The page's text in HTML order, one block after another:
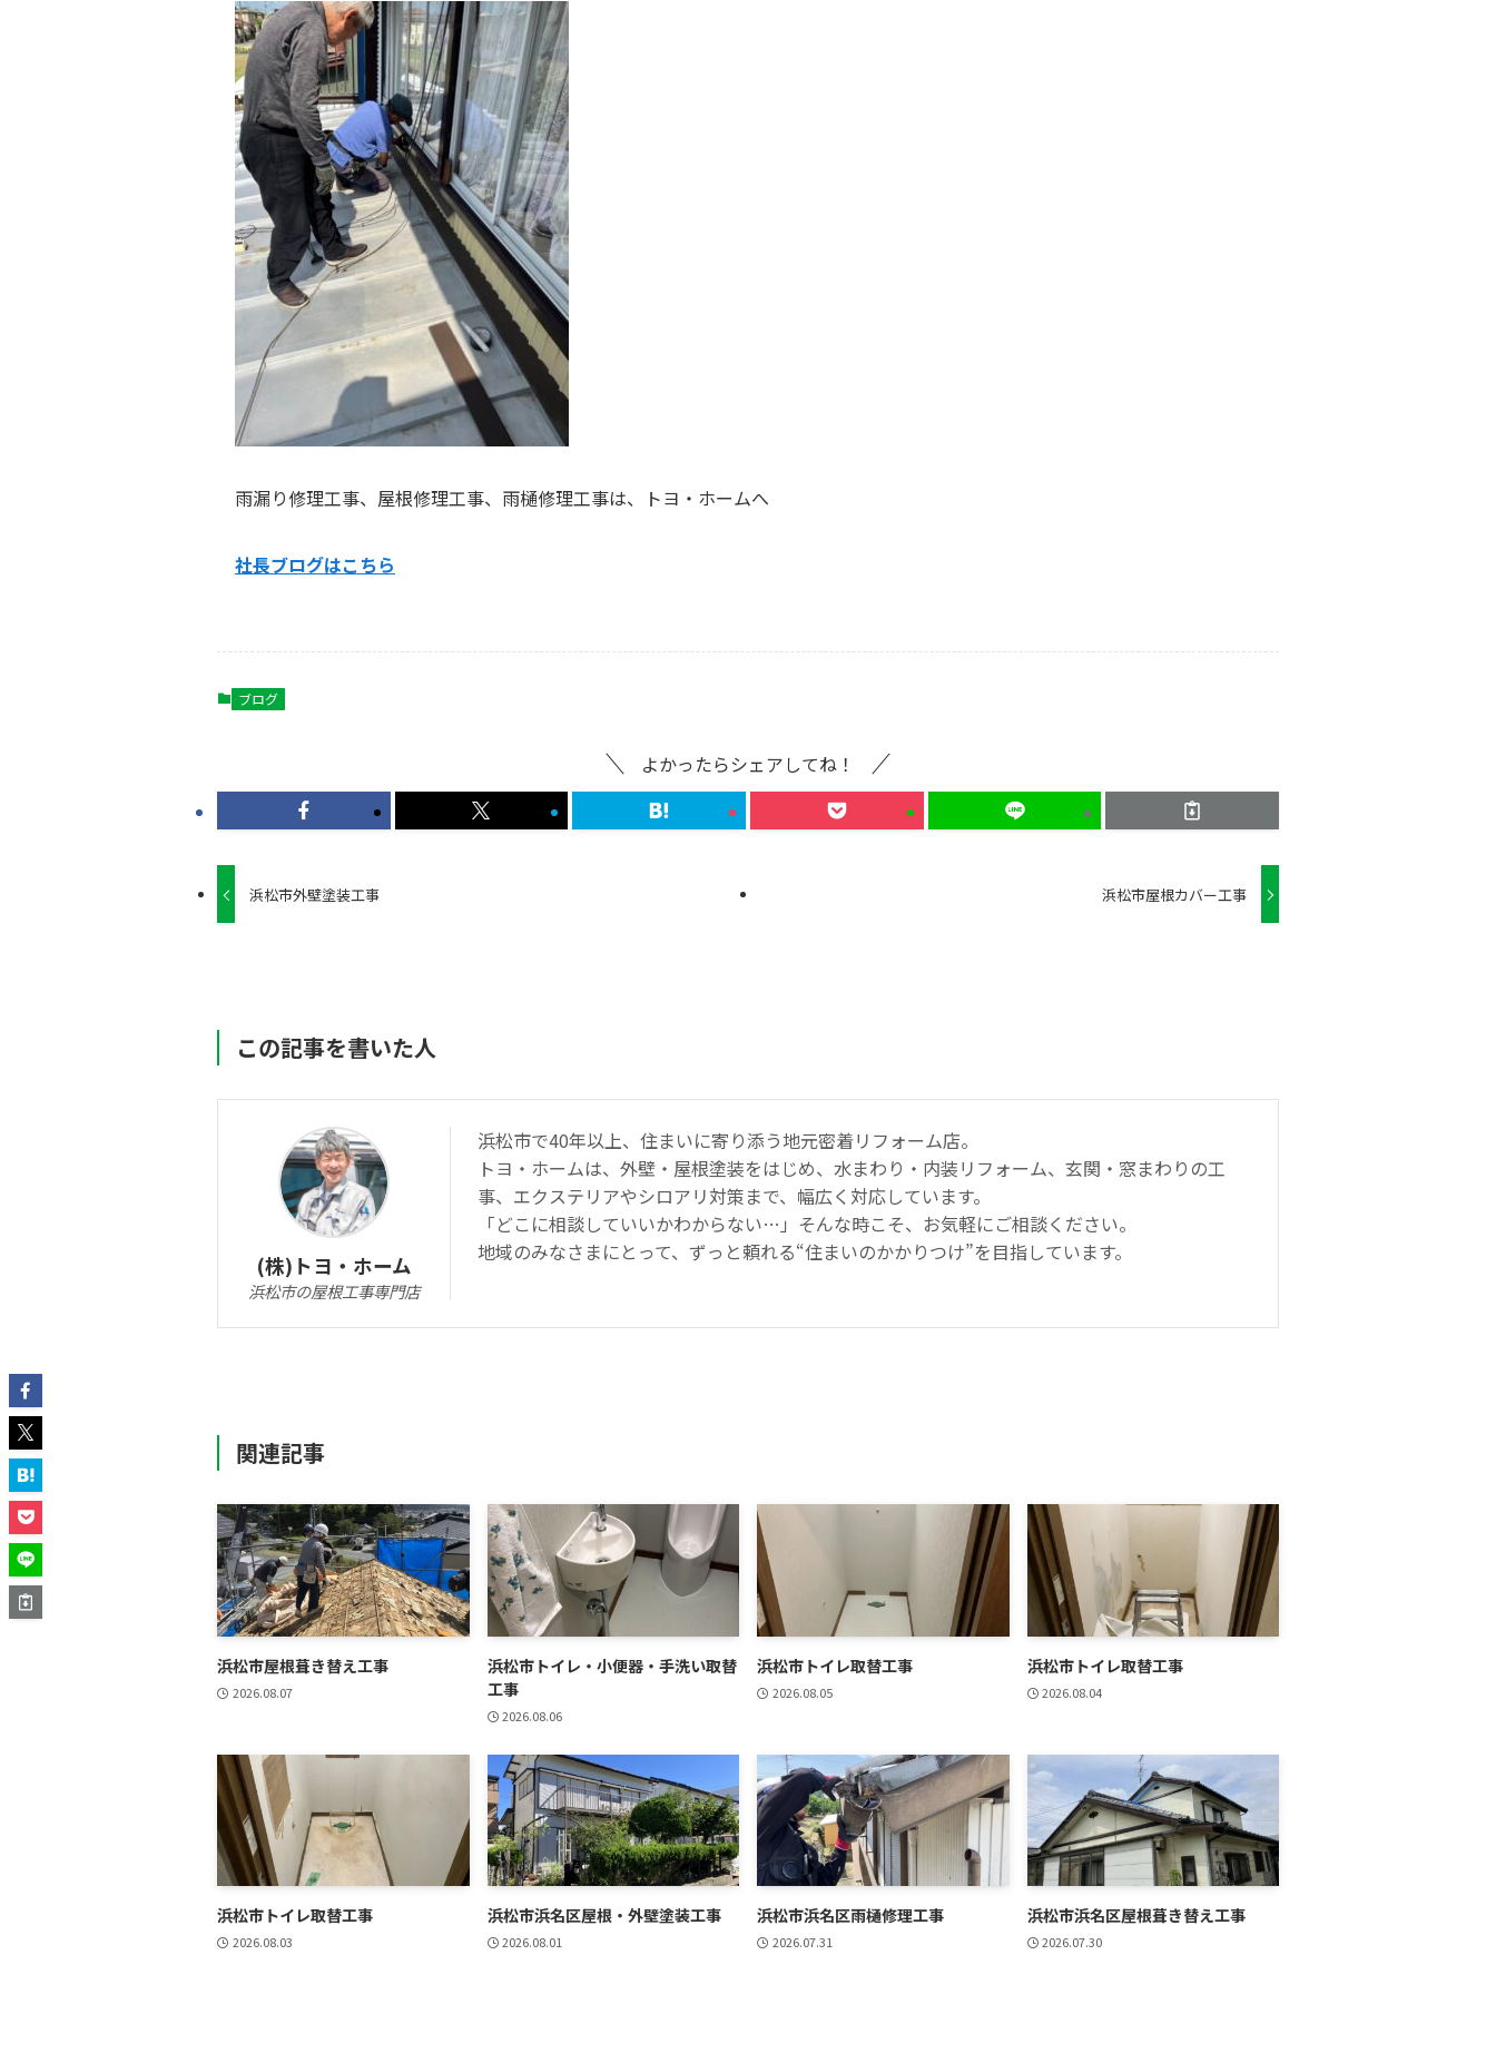
雨漏り修理工事、屋根修理工事、雨樋修理工事は、トヨ・ホームへ
社長ブログはこ ちら
ブログ
よかったらシェアしてね！
浜松市外壁塗装工事 浜松市屋根カバー工事
この記事を書いた人
(株)トヨ・ホーム
浜松市の屋根工事専門店
浜松市で40年以上、住まいに寄り添う地元密着リフォーム店。
トヨ・ホームは、外壁・屋根塗装をはじめ、水まわり・内装リフォーム、玄関・窓まわりの工
事、エクステリアやシロアリ対策まで、幅広く対応しています。
「どこに相談していいかわからない…」そんな時こそ、お気軽にご相談ください。
地域のみなさまにとって、ずっと頼れる“住まいのかかりつけ”を目指しています。
関連記事
浜松市屋根葺き替え工事
2026.08.07
浜松市トイレ・小便器・手洗い取替
工事
2026.08.06
浜松市トイレ取替工事
2026.08.05
浜松市トイレ取替工事
2026.08.04
浜松市トイレ取替工事
2026.08.03
浜松市浜名区屋根・外壁塗装工事
2026.08.01
浜松市浜名区雨樋修理工事
2026.07.31
浜松市浜名区屋根葺き替え工事
2026.07.30